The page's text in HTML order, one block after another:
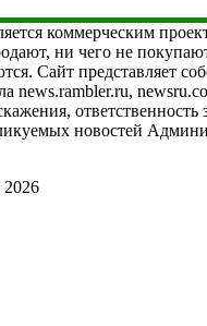
коммерческим
ни чего не
Сайт представляет
news.rambler.ru,
ответственность
новостей
2026